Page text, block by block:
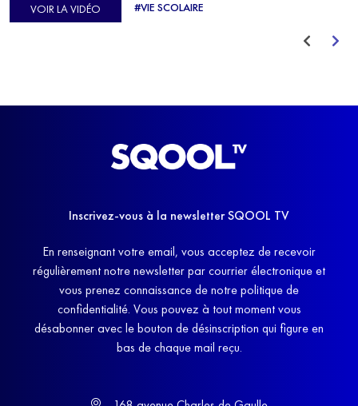
avant de trouver un nouvel équilibre.
VOIR LA VIDÉO #VIE SCOLAIRE
Inscrivez-vous à la newsletter SQOOL TV
En renseignant votre email, vous acceptez de recevoir
régulièrement notre newsletter par courrier électronique et
vous prenez connaissance de notre politique de
confidentialité. Vous pouvez à tout moment vous
désabonner avec le bouton de désinscription qui figure en
bas de chaque mail reçu.